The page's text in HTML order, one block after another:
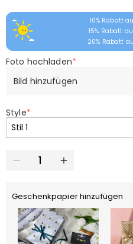
10% Rabatt
15% Rabatt
20% Rabatt
Foto hochladen*
Bild hinzufügen
Style*
Geschenkpapier hinzufügen